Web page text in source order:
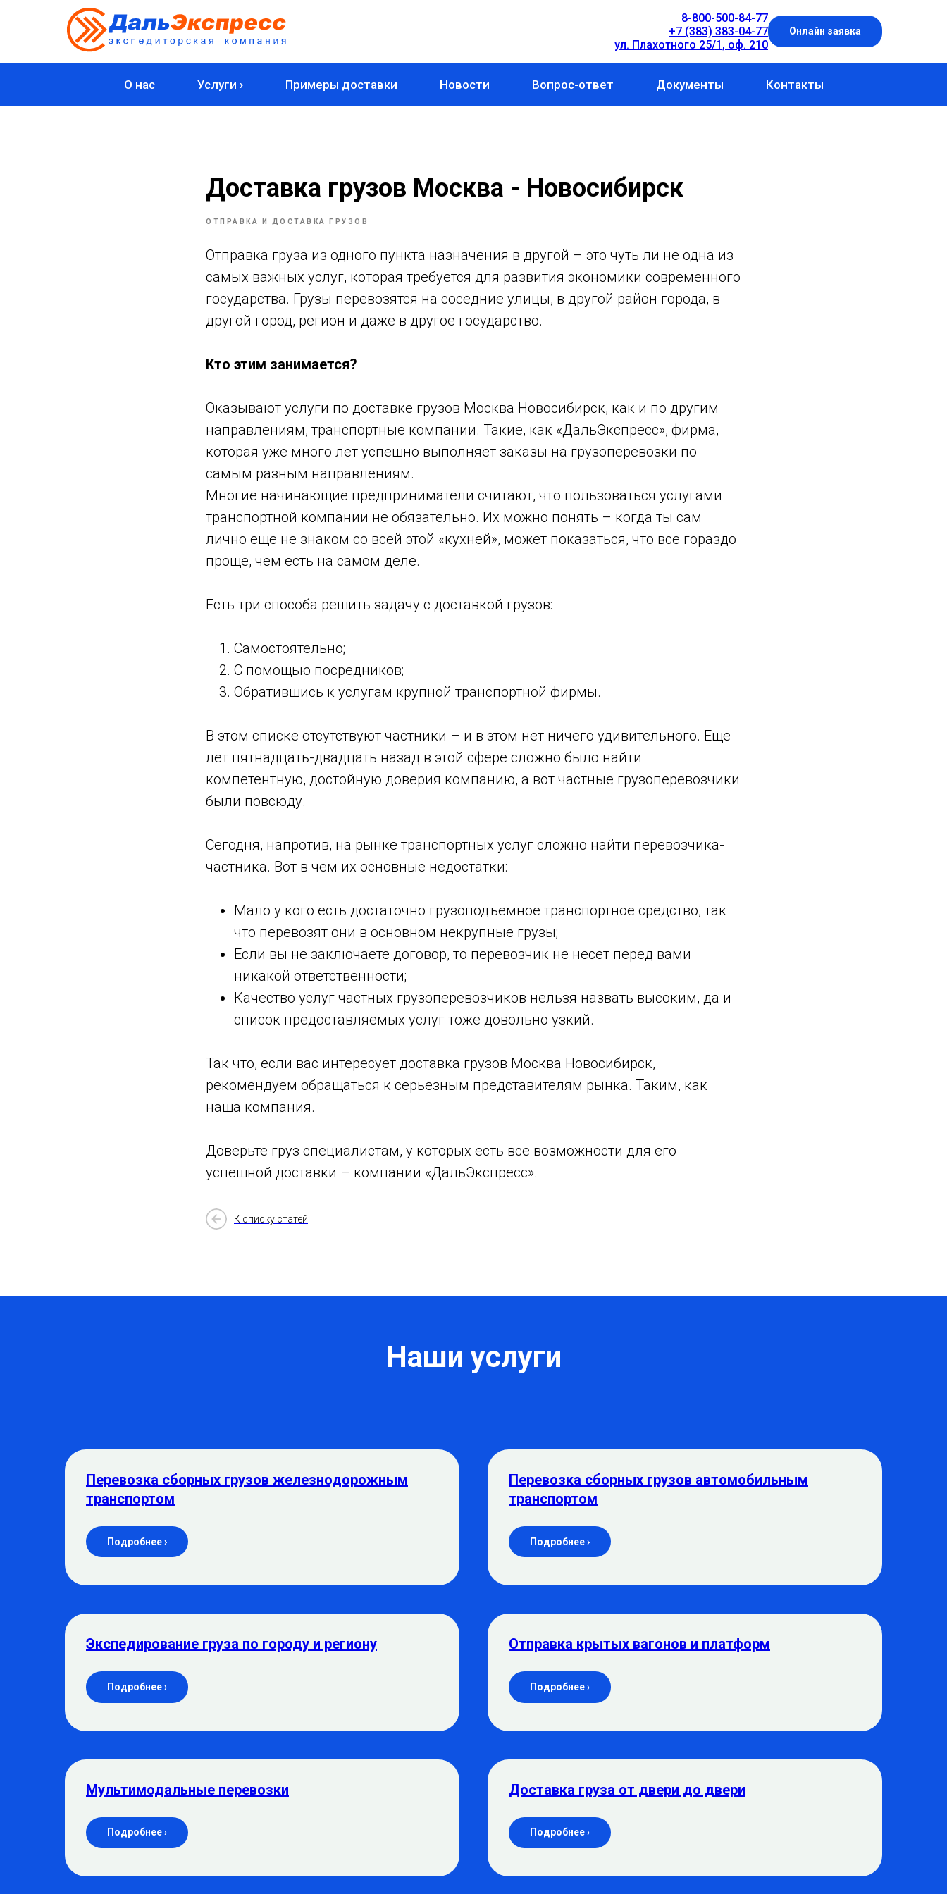
8-800-500-84-77
+7 (383) 383-04-77
ул. Плахотного 25/1, оф. 210
Онлайн заявка
О нас Услуги › Примеры доставки Новости Вопрос-ответ Документы Контакты
Доставка грузов Москва - Новосибирск
ОТПРАВКА И ДОСТАВКА ГРУЗОВ
Отправка груза из одного пункта назначения в другой – это чуть ли не одна из
самых важных услуг, которая требуется для развития экономики современного
государства. Грузы перевозятся на соседние улицы, в другой район города, в
другой город, регион и даже в другое государство.
Кто этим занимается?
Оказывают услуги по доставке грузов Москва Новосибирск, как и по другим
направлениям, транспортные компании. Такие, как «ДальЭкспресс», фирма,
которая уже много лет успешно выполняет заказы на грузоперевозки по
самым разным направлениям.
Многие начинающие предприниматели считают, что пользоваться услугами
транспортной компании не обязательно. Их можно понять – когда ты сам
лично еще не знаком со всей этой «кухней», может показаться, что все гораздо
проще, чем есть на самом деле.
Есть три способа решить задачу с доставкой грузов:
Самостоятельно;
С помощью посредников;
Обратившись к услугам крупной транспортной фирмы.
В этом списке отсутствуют частники – и в этом нет ничего удивительного. Еще
лет пятнадцать-двадцать назад в этой сфере сложно было найти
компетентную, достойную доверия компанию, а вот частные грузоперевозчики
были повсюду.
Сегодня, напротив, на рынке транспортных услуг сложно найти перевозчика-
частника. Вот в чем их основные недостатки:
Мало у кого есть достаточно грузоподъемное транспортное средство, так
что перевозят они в основном некрупные грузы;
Если вы не заключаете договор, то перевозчик не несет перед вами
никакой ответственности;
Качество услуг частных грузоперевозчиков нельзя назвать высоким, да и
список предоставляемых услуг тоже довольно узкий.
Так что, если вас интересует доставка грузов Москва Новосибирск,
рекомендуем обращаться к серьезным представителям рынка. Таким, как
наша компания.
Доверьте груз специалистам, у которых есть все возможности для его
успешной доставки – компании «ДальЭкспресс».
К списку статей
Наши услуги
Перевозка сборных грузов железнодорожным
транспортом
Подробнее ›
Перевозка сборных грузов автомобильным
транспортом
Подробнее ›
Экспедирование груза по городу и региону
Подробнее ›
Отправка крытых вагонов и платформ
Подробнее ›
Мультимодальные перевозки
Подробнее ›
Доставка груза от двери до двери
Подробнее ›